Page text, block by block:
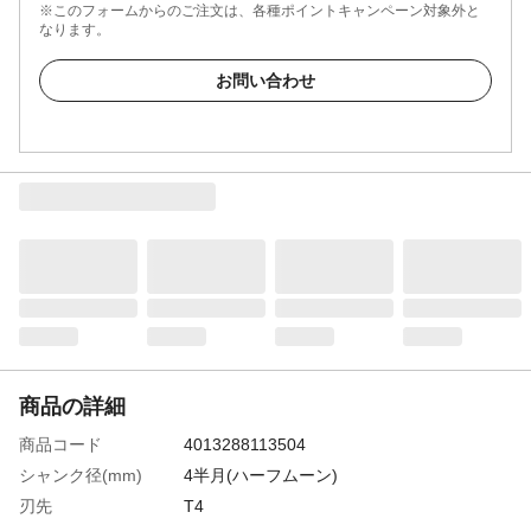
※このフォームからのご注文は、各種ポイントキャンペーン対象外と
なります。
お問い合わせ
商品の詳細
商品コード
4013288113504
シャンク径(mm)
4半月(ハーフムーン)
刃先
T4